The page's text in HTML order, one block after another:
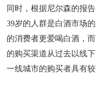
同时，根据尼尔森的报
39岁的人群是白酒市场
的消费者更爱喝白酒，
的购买渠道从过去以线
一线城市的购买者具有较